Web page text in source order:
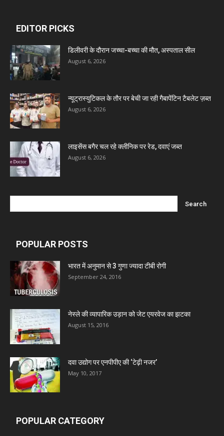
EDITOR PICKS
डिलीवरी के दौरान जच्चा-बच्चा की मौत, अस्पताल सील
August 6, 2026
न्यूट्रास्युटिकल के तौर पर बेची जा रही गैबापेंटिन टैबलेट ज़ब्त
August 6, 2026
लाइसेंस बगैर चल रहे क्लीनिक पर रेड, दवाएं जब्त
August 6, 2026
POPULAR POSTS
भारत में अनुमान से 3 गुणा ज्यादा टीबी रोगी
September 24, 2016
नेस्ले की व्यापारिक उड़ान को जेट एयरवेज का झटका
August 15, 2016
दवा उद्योग पर एनपीपीए की ‘टेढ़ी नजर’
May 10, 2017
POPULAR CATEGORY